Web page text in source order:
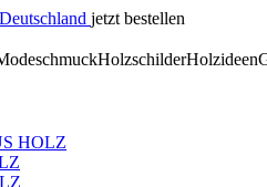
jetzt bestellen
HolzschilderHolzideen
HOLZ